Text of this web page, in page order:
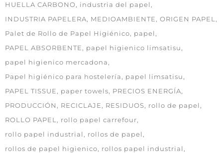
HUELLA CARBONO
industria del papel
INDUSTRIA PAPELERA
MEDIOAMBIENTE
ORIGEN PAPEL
Palet de Rollo de Papel Higiénico
papel
PAPEL ABSORBENTE
papel higienico limsatisu
papel higienico mercadona
Papel higiénico para hostelería
papel limsatisu
PAPEL TISSUE
paper towels
PRECIOS ENERGÍA
PRODUCCIÓN
RECICLAJE RESIDUOS
rollo de papel
ROLLO PAPEL
rollo papel carrefour
rollo papel industrial
rollos de papel
rollos de papel higienico
rollos papel industrial